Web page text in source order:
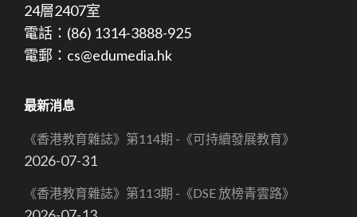
24層2407室
電話：(86) 1314-3888-925
電郵：cs@edumedia.hk
最新消息
《香港教育雜誌》第114期 -《可持續發展教育》
2026-07-31
《香港教育雜誌》第113期 -《DSE 放榜青雲路》